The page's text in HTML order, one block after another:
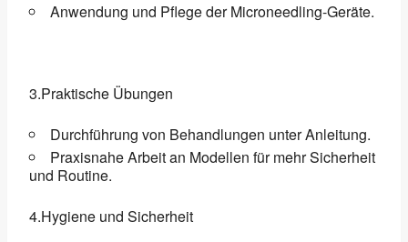
Anwendung und Pflege der Microneedling-Geräte.
3.Praktische Übungen
Durchführung von Behandlungen unter Anleitung.
Praxisnahe Arbeit an Modellen für mehr Sicherheit
und Routine.
4.Hygiene und Sicherheit